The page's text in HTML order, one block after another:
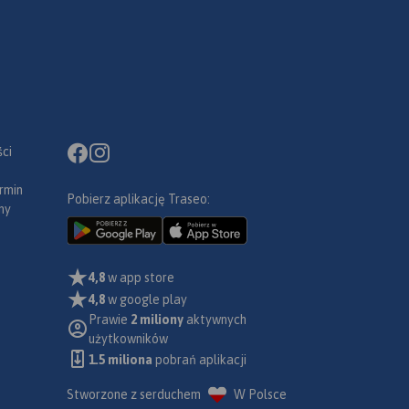
Pobierz aplikację Traseo:
4,8w app store
4,8w google play
Prawie 2 miliony aktywnych
użytkowników
1.5 miliona pobrań aplikacji
Stworzone z serduchem W Polsce